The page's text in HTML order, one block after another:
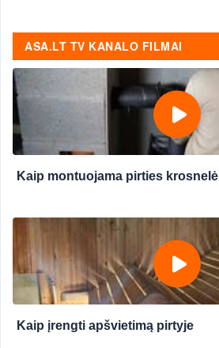
ASA.LT TV KANALO FILMAI
Kaip montuojama pirties krosnelė
Kaip įrengti apšvietimą pirtyje